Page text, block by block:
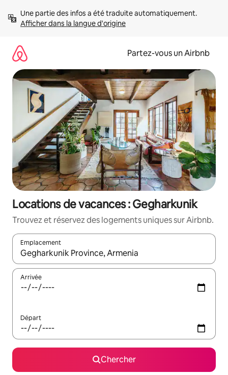
directement
Afficher dans la langue d'origine
Partez-vous un Airbnb
Locations de vacances : Gegharkunik
Trouvez et réservez des logements uniques sur Airbnb.
Emplacement
Quand les résultats sont affichés, parcourez-les en utilisant
Arrivée
Départ
Chercher